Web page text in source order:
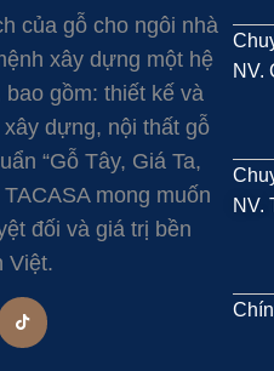
của gỗ cho ngôi nhà
xây dựng một hệ
gồm: thiết kế và
dựng, nội thất gỗ
“Gỗ Tây, Giá Ta,
mong muốn
đối và giá trị bền
Việt.
NV.
NV.